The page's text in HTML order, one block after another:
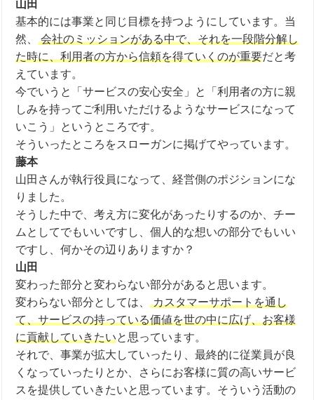
山田
基本的には事業と同じ目標を持つようにしています。当
然、 会社のミッションがある中で、それを一段階分解し
た時に、利用者の方から信頼を得ていくのが重要だと考
えています。
今でいうと「サービスの安心安全」と「利用者の方に親
しみを持ってご利用いただけるようなサービスになって
いこう」というところです。
そういったところをスローガンに掲げてやっています。
藤本
山田さんが執行役員になって、経営側のポジションにな
りました。
そうした中で、考え方に変化があったりするのか、チー
ムとしてでもいいですし、個人的な想いの部分でもいい
ですし、何かその辺りありますか？
山田
変わった部分と変わらない部分があると思います。
変わらない部分としては、 カスタマーサポートを通し
て、サービスの持っている価値を世の中に広げ、お客様
に貢献していきたいと思っています。
それで、事業が拡大していったり、最終的に従業員が良
くなっていったりとか、さらにお客様に質の高いサービ
スを提供していきたいと思っています。そういう活動の